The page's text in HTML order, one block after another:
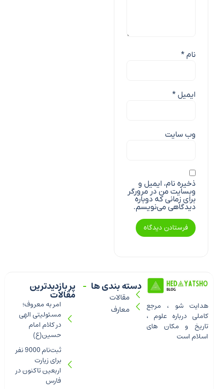
نام *
ایمیل *
وب‌ سایت
ذخیره نام، ایمیل و
وبسایت من در مرورگر
برای زمانی که دوباره
دیدگاهی می‌نویسم.
پر بازدیدترین
مقالات
امر به معروف؛
مسئولیتی الهی
در کلام امام
حسین(ع)
ثبت‌نام 9000 نفر
برای زیارت
اربعین تاکنون در
فارس
دسته بندی ها
مقالات
معارف
هدایت شو ، مرجع
کاملی درباره علوم ،
تاریخ و مکان های
اسلام است